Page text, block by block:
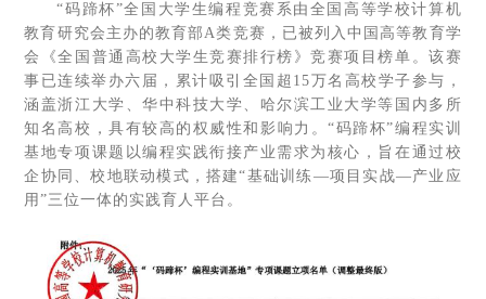
“码蹄杯”全国大学生编程竞赛系由全国高等学校计算机
教育研究会主办的教育部A类竞赛，已被列入中国高等教育学
会《全国普通高校大学生竞赛排行榜》竞赛项目榜单。该赛
事已连续举办六届，累计吸引全国超15万名高校学子参与，
涵盖浙江大学、华中科技大学、哈尔滨工业大学等国内多所
知名高校，具有较高的权威性和影响力。“码蹄杯”编程实训
基地专项课题以编程实践衔接产业需求为核心，旨在通过校
企协同、校地联动模式，搭建“基础训练—项目实战—产业应
用”三位一体的实践育人平台。